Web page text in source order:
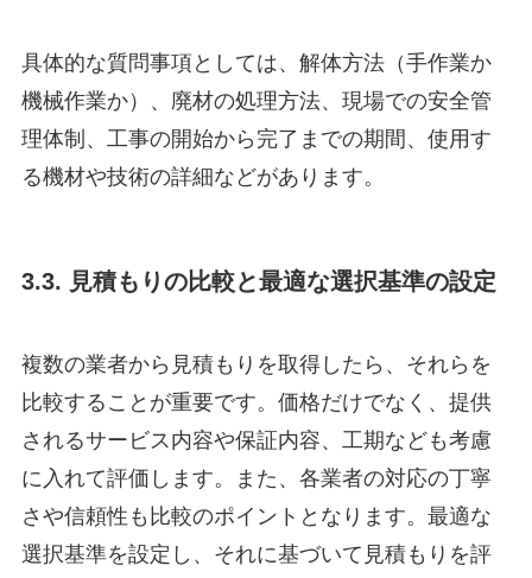
具体的な質問事項としては、解体方法（手作業か
機械作業か）、廃材の処理方法、現場での安全管
理体制、工事の開始から完了までの期間、使用す
る機材や技術の詳細などがあります。
3.3. 見積もりの比較と最適な選択基準の設定
複数の業者から見積もりを取得したら、それらを
比較することが重要です。価格だけでなく、提供
されるサービス内容や保証内容、工期なども考慮
に入れて評価します。また、各業者の対応の丁寧
さや信頼性も比較のポイントとなります。最適な
選択基準を設定し、それに基づいて見積もりを評